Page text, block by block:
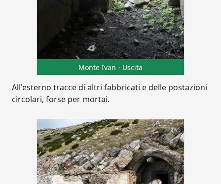
Monte Ivan - Uscita
All'esterno tracce di altri fabbricati e delle postazioni
circolari, forse per mortai.